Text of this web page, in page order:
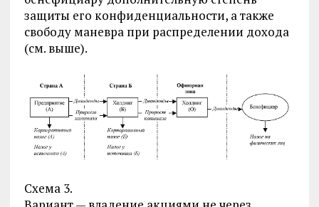
защиты его конфиденциальности, а также
свободу маневра при распределении дохода
(см. выше).
Схема 3.